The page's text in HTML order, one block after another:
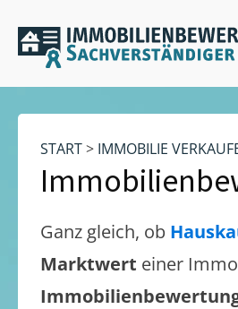
START> IMMOBILIE
Ganz gleich, ob
Marktwert einer